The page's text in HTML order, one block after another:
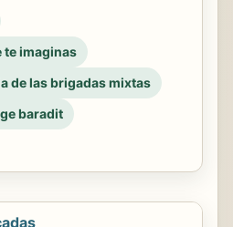
te imaginas
de las brigadas mixtas
baradit